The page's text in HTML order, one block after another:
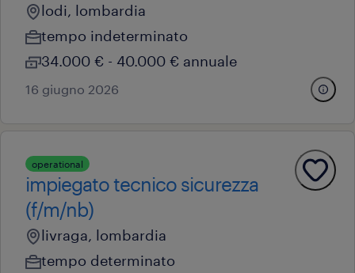
lodi, lombardia
tempo indeterminato
34.000 € - 40.000 € annuale
16 giugno 2026
operational
impiegato tecnico sicurezza
(f/m/nb)
livraga, lombardia
tempo determinato